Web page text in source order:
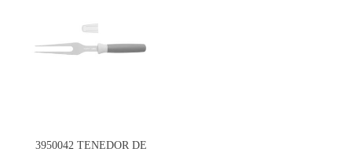
3950042 TENEDOR DE